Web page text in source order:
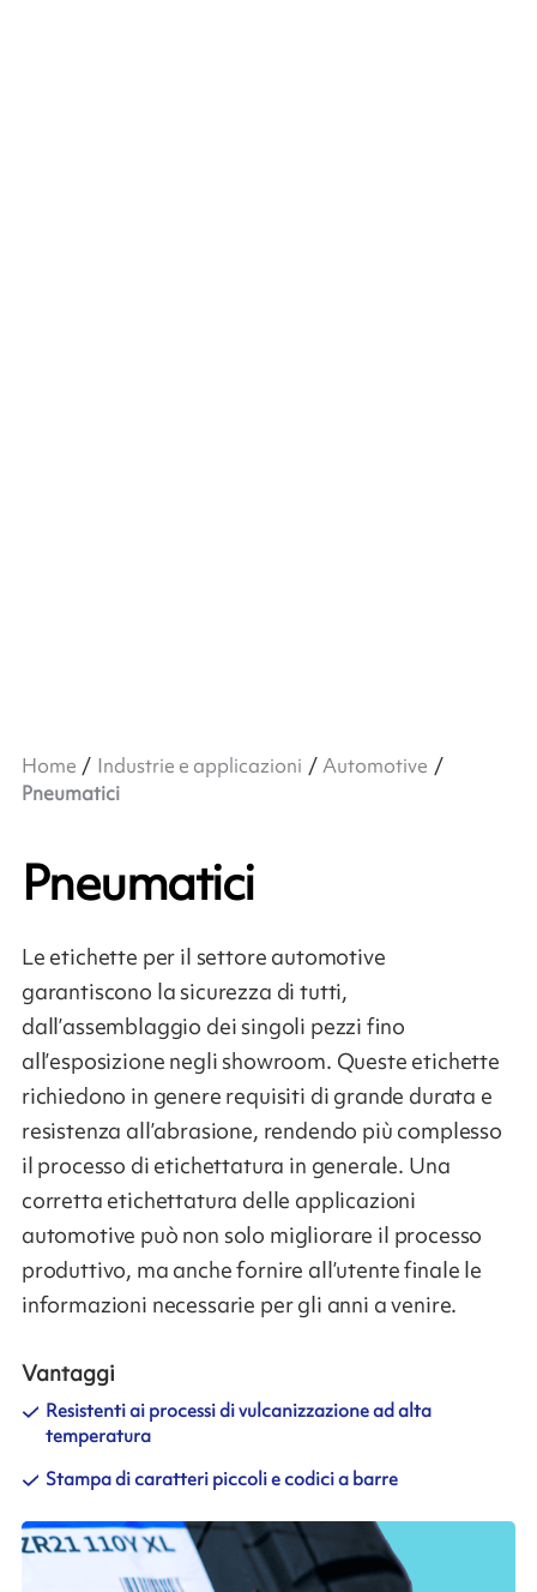
Home Industrie e applicazioni
Automotive
Pneumatici
Pneumatici
Le etichette per il settore automotive
garantiscono la sicurezza di tutti,
dall’assemblaggio dei singoli pezzi fino
all’esposizione negli showroom. Queste etichette
richiedono in genere requisiti di grande durata e
resistenza all’abrasione, rendendo più complesso
il processo di etichettatura in generale. Una
corretta etichettatura delle applicazioni
automotive può non solo migliorare il processo
produttivo, ma anche fornire all’utente finale le
informazioni necessarie per gli anni a venire.
Vantaggi
Resistenti ai processi di vulcanizzazione ad alta
temperatura
Stampa di caratteri piccoli e codici a barre